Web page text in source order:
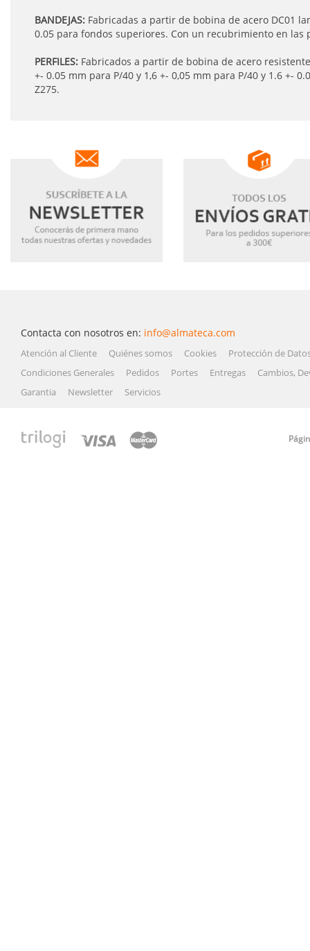
BANDEJAS: Fabricadas a partir de bobina de acero DC01
0.05 para fondos superiores. Con un recubrimiento en las
PERFILES: Fabricados a partir de bobina de acero
+- 0.05 mm para P/40 y 1,6 +- 0,05 mm para P/40 y 1.6 +-
Z275.
Contacta con nosotros en: info@almateca.com
Atención al Cliente Quiénes somos Cookies
Protección de
Condiciones Generales
Pedidos Portes Entregas
Cambios,
Garantia
Newsletter Servicios